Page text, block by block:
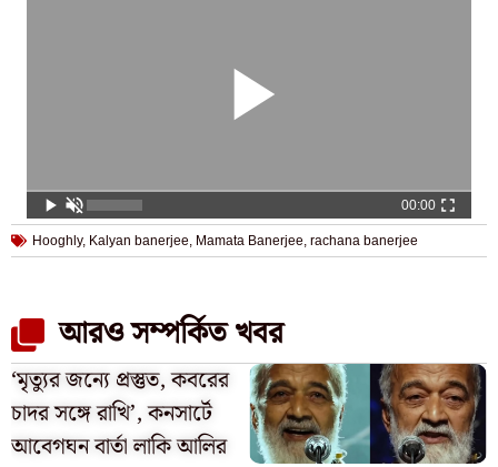
00:00
Hooghly, Kalyan banerjee, Mamata Banerjee, rachana banerjee
আরও সম্পর্কিত খবর
‘মৃত্যুর জন্যে প্রস্তুত, কবরের
চাদর সঙ্গে রাখি’, কনসার্টে
আবেগঘন বার্তা লাকি আলির